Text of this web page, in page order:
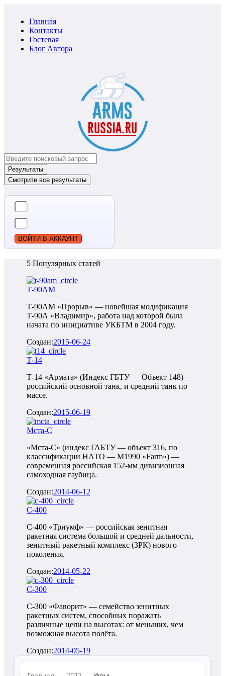
Главная
Контакты
Гостевая
Блог Автора
Search
...Результаты
Смотрите все результаты
ВОЙТИ В АККАУНТ
5 Популярных статей
Т-90АМ
Т-90АМ «Прорыв» — новейшая модификация
Т-90А «Владимир», работа над которой была
начата по инициативе УКБТМ в 2004 году.
Создан:2015-06-24
Т-14
Т-14 «Армата» (Индекс ГБТУ — Объект 148) —
российский основной танк, и средний танк по
массе.
Создан:2015-06-19
Мста-С
«Мста-С» (индекс ГАБТУ — объект 316, по
классификации НАТО — M1990 «Farm») —
современная российская 152-мм дивизионная
самоходная гаубица.
Создан:2014-06-12
С-400
С-400 «Триумф» — российская зенитная
ракетная система большой и средней дальности,
зенитный ракетный комплекс (ЗРК) нового
поколения.
Создан:2014-05-22
С-300
С-300 «Фаворит» — семейство зенитных
ракетных систем, способных поражать
различные цели на высотах: от меньших, чем
возможная высота полёта.
Создан:2014-05-19